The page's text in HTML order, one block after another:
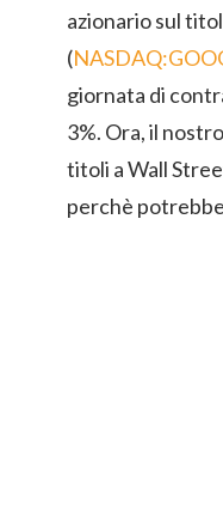
azionario sul
(
giornata di
3%. Ora, il
titoli a Wall
perchè